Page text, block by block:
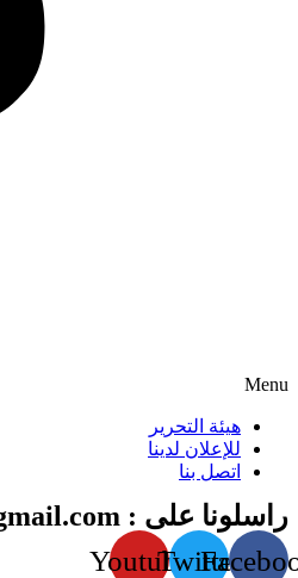
Menu
هيئة التحرير
للإعلان لدينا
اتصل بنا
راسلونا على : chaouenpress1@gmail.com
Twitter
Youtube